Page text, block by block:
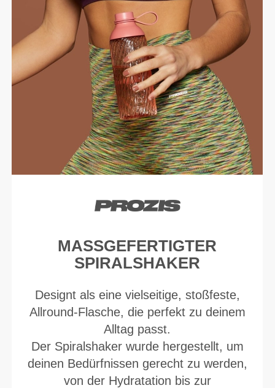
MASSGEFERTIGTER S
PIRALSHAKER
Designt als eine vielseitige, stoßfeste,
Allround-Flasche, die perfekt zu deinem
Alltag passt.
Der Spiralshaker wurde hergestellt, um
deinen Bedürfnissen gerecht zu werden,
von der Hydratation bis zur